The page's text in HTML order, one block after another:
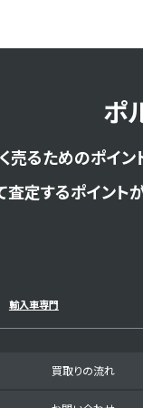
ポ
るためのポイン
定するポイント
輸入車専門
買取りの流れ